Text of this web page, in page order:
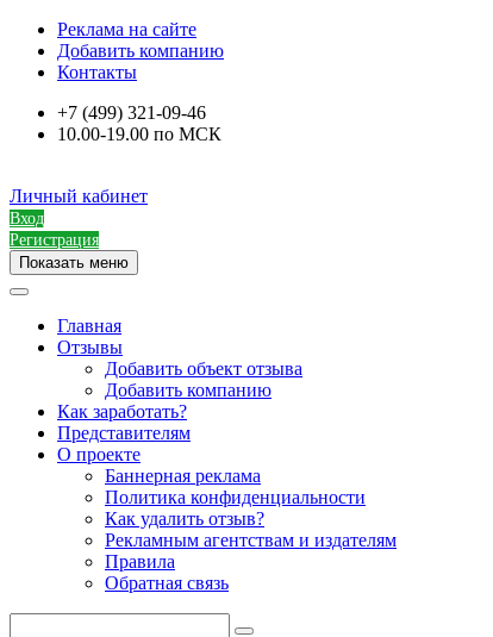
Реклама на сайте
Добавить компанию
Контакты
+7 (499) 321-09-46
10.00-19.00 по МСК
Личный кабинет
Вход
Регистрация
Показать меню
Главная
Отзывы
Добавить объект отзыва
Добавить компанию
Как заработать?
Представителям
О проекте
Баннерная реклама
Политика конфиденциальности
Как удалить отзыв?
Рекламным агентствам и издателям
Правила
Обратная связь